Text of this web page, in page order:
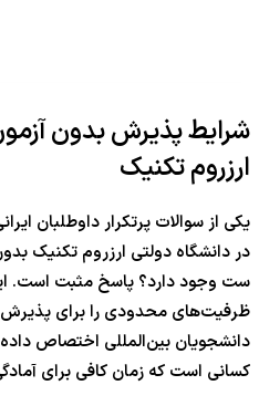
شرایط پذیرش بدون
ارزروم تکنیک
یکی از سوالات پرتکرار داوطلبان
در دانشگاه دولتی ارزروم تکنیک
ست وجود دارد؟ پاسخ مثبت است.
ظرفیت‌های محدودی را برای
دانشجویان بین‌المللی اختصاص
کسانی است که زمان کافی برای